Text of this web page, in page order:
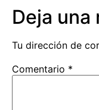
Deja una
Tu dirección de
Comentario *